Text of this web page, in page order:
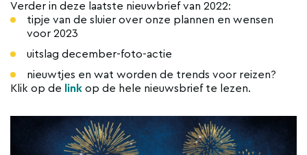
Verder in deze laatste nieuwbrief van 2022:
tipje van de sluier over onze plannen en wensen
voor 2023
uitslag december-foto-actie
nieuwtjes en wat worden de trends voor reizen?
Klik op de
link op de hele nieuwsbrief te lezen.